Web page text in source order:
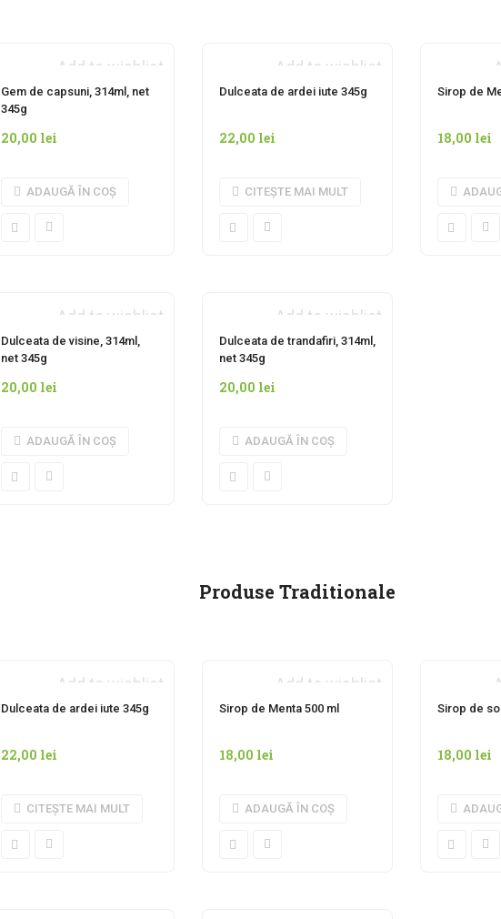
Add to wishlist
Gem de capsuni, 314ml, net
345g
20,00 lei
ADAUGĂ ÎN COȘ
Add to wishlist
Dulceata de ardei iute 345g
22,00 lei
CITEȘTE MAI MULT
Sirop de
18,00 lei
Add to wishlist
Dulceata de visine, 314ml,
net 345g
20,00 lei
ADAUGĂ ÎN COȘ
Add to wishlist
Dulceata de trandafiri, 314ml,
net 345g
20,00 lei
ADAUGĂ ÎN COȘ
Produse Traditionale
Add to wishlist
Dulceata de ardei iute 345g
22,00 lei
CITEȘTE MAI MULT
Add to wishlist
Sirop de Menta 500 ml
18,00 lei
ADAUGĂ ÎN COȘ
Sirop de
18,00 lei